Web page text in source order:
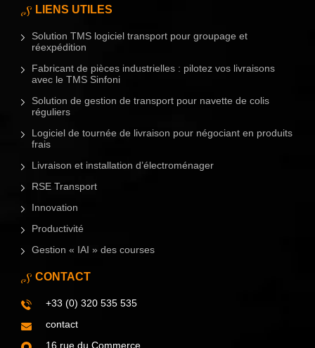
LIENS UTILES
Solution TMS logiciel transport pour groupage et
réexpédition
Fabricant de pièces industrielles : pilotez vos livraisons
avec le TMS Sinfoni
Solution de gestion de transport pour navette de colis
réguliers
Logiciel de tournée de livraison pour négociant en produits
frais
Livraison et installation d’électroménager
RSE Transport
Innovation
Productivité
Gestion « IAI » des courses
CONTACT
+33 (0) 320 535 535
contact
16 rue du Commerce